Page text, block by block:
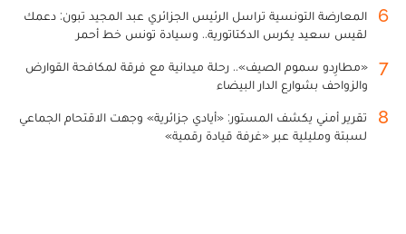
6
المعارضة التونسية تراسل الرئيس الجزائري عبد المجيد تبون: دعمك
لقيس سعيد يكرس الدكتاتورية.. وسيادة تونس خط أحمر
7
«مطارِدو سموم الصيف».. رحلة ميدانية مع فرقة لمكافحة القوارض
والزواحف بشوارع الدار البيضاء
8
تقرير أمني يكشف المستور: «أيادي جزائرية» وجهت الاقتحام الجماعي
لسبتة ومليلية عبر «غرفة قيادة رقمية»